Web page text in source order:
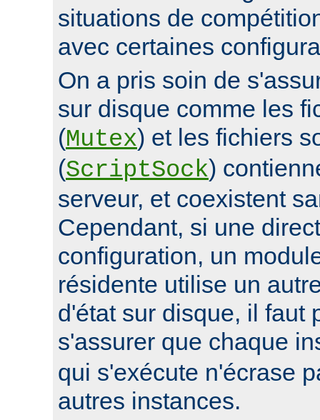
situations de
avec certaines
On a pris soin de
sur disque comme les
(Mutex) et les fichiers
(ScriptSock)
serveur, et coexistent
Cependant, si une
configuration, un
résidente utilise un
d'état sur disque, il faut
s'assurer que chaque
qui s'exécute n'écrase
autres instances.